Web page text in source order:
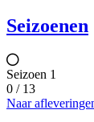
Seizoenen
Seizoen 1
0 / 13
Naar